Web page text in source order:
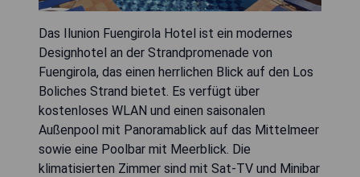
Das Ilunion Fuengirola Hotel ist ein modernes
Designhotel an der Strandpromenade von
Fuengirola, das einen herrlichen Blick auf den Los
Boliches Strand bietet. Es verfügt über
kostenloses WLAN und einen saisonalen
Außenpool mit Panoramablick auf das Mittelmeer
sowie eine Poolbar mit Meerblick. Die
klimatisierten Zimmer sind mit Sat-TV und Minibar